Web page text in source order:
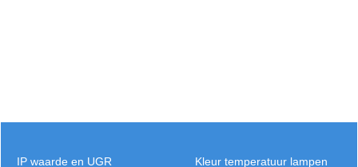
Kleur temperatuur lampen
IP waarde en UGR